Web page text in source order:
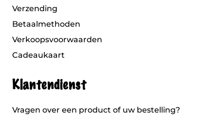
Verzending
Betaalmethoden
Verkoopsvoorwaarden
Cadeaukaart
Klantendienst
Vragen over een product of uw bestelling?